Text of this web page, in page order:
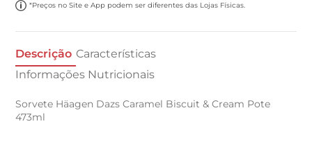
*Preços no Site e App podem ser diferentes das Lojas Físicas.
Descrição Características
Informações Nutricionais
Sorvete Häagen Dazs Caramel Biscuit & Cream Pote
473ml